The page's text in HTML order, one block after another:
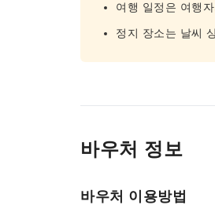
여행 일정은 여행
정지 장소는 날씨
바우처 정보
바우처 이용방법